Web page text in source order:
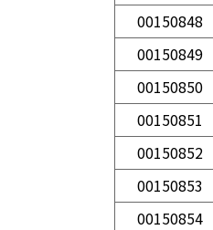
00150848
00150849
00150850
00150851
00150852
00150853
00150854